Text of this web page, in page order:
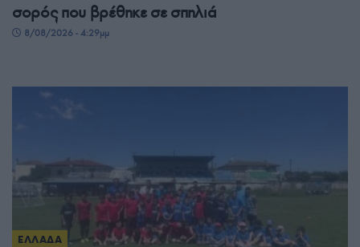
σορός που βρέθηκε σε σπηλιά
8/08/2026 - 4:29μμ
ΕΛΛΑΔΑ